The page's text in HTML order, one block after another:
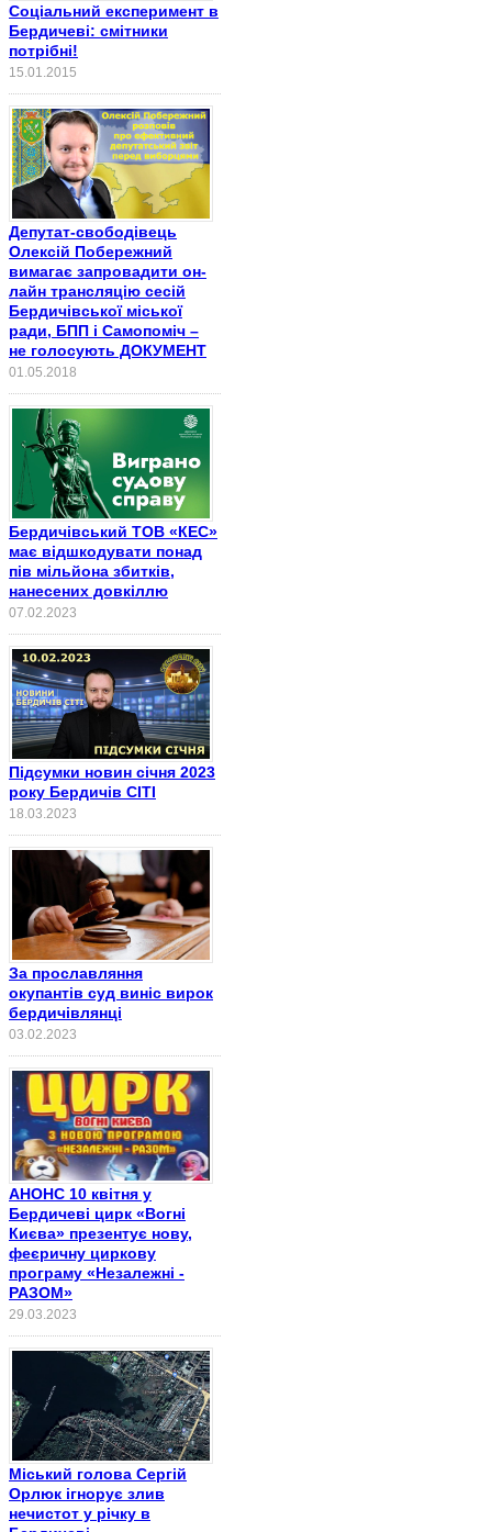
Соціальний експеримент в
Бердичеві: смітники
потрібні!
15.01.2015
Депутат-свободівець
Олексій Побережний
вимагає запровадити он-
лайн трансляцію сесій
Бердичівської міської
ради, БПП і Самопоміч –
не голосують ДОКУМЕНТ
01.05.2018
Бердичівський ТОВ «КЕС»
має відшкодувати понад
пів мільйона збитків,
нанесених довкіллю
07.02.2023
Підсумки новин січня 2023
року Бердичів СІТІ
18.03.2023
За прославляння
окупантів суд виніс вирок
бердичівлянці
03.02.2023
АНОНС 10 квітня у
Бердичеві цирк «Вогні
Києва» презентує нову,
феєричну циркову
програму «Незалежні -
РАЗОМ»
29.03.2023
Міський голова Сергій
Орлюк ігнорує злив
нечистот у річку в